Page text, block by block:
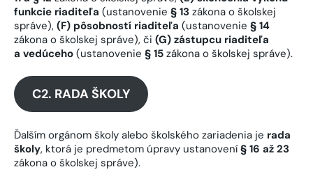
funkcie riaditeľa (ustanovenie § 13 zákona o školskej
správe), (F) pôsobností riaditeľa (ustanovenie § 14
zákona o školskej správe), či (G) zástupcu riaditeľa
a vedúceho (ustanovenie § 15 zákona o školskej správe).
C2. RADA ŠKOLY
Ďalším orgánom školy alebo školského zariadenia je rada
školy, ktorá je predmetom úpravy ustanovení§ 16 až 23
zákona o školskej správe).